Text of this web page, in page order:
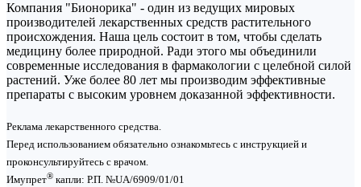
Компания "Бионорика" - один из ведущих мировых
производителей лекарственных средств растительного
происхождения. Наша цель состоит в том, чтобы сделать
медицину более природной. Ради этого мы объединили
современные исследования в фармакологии с целебной силой
растений. Уже более 80 лет мы производим эффективные
препараты с высоким уровнем доказанной эффективности.
Реклама лекарственного средства.
Перед использованием обязательно ознакомьтесь с инструкцией и
проконсультируйтесь с врачом.
Имупрет® капли: Р.П. №UA/6909/01/01